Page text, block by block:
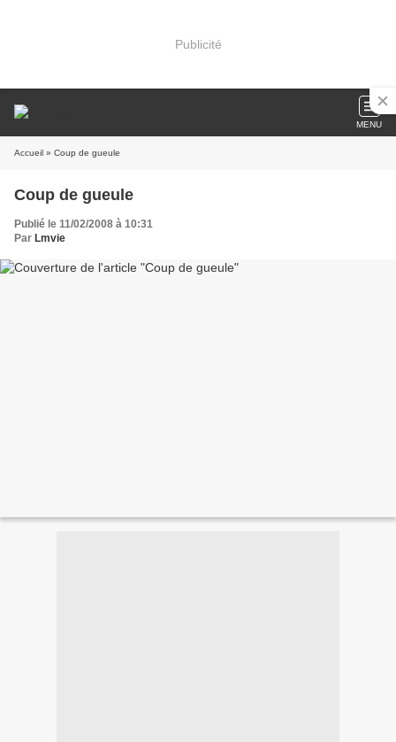
Publicité
MENU
Accueil » Coup de gueule
Coup de gueule
Publié le 11/02/2008 à 10:31
Par Lmvie